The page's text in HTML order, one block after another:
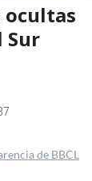
ocultas
Sur
de BBCL